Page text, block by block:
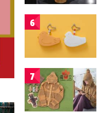
6
7